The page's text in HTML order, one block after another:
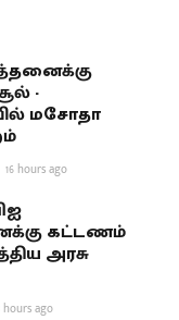
-
மசோதா
16 hours ago
கட்டணம்
அரசு
hours ago